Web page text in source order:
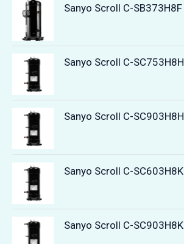
Sanyo Scroll C-SB373H8F
Sanyo Scroll C-SC753H8H
Sanyo Scroll C-SC903H8H
Sanyo Scroll C-SC603H8K
Sanyo Scroll C-SC903H8K